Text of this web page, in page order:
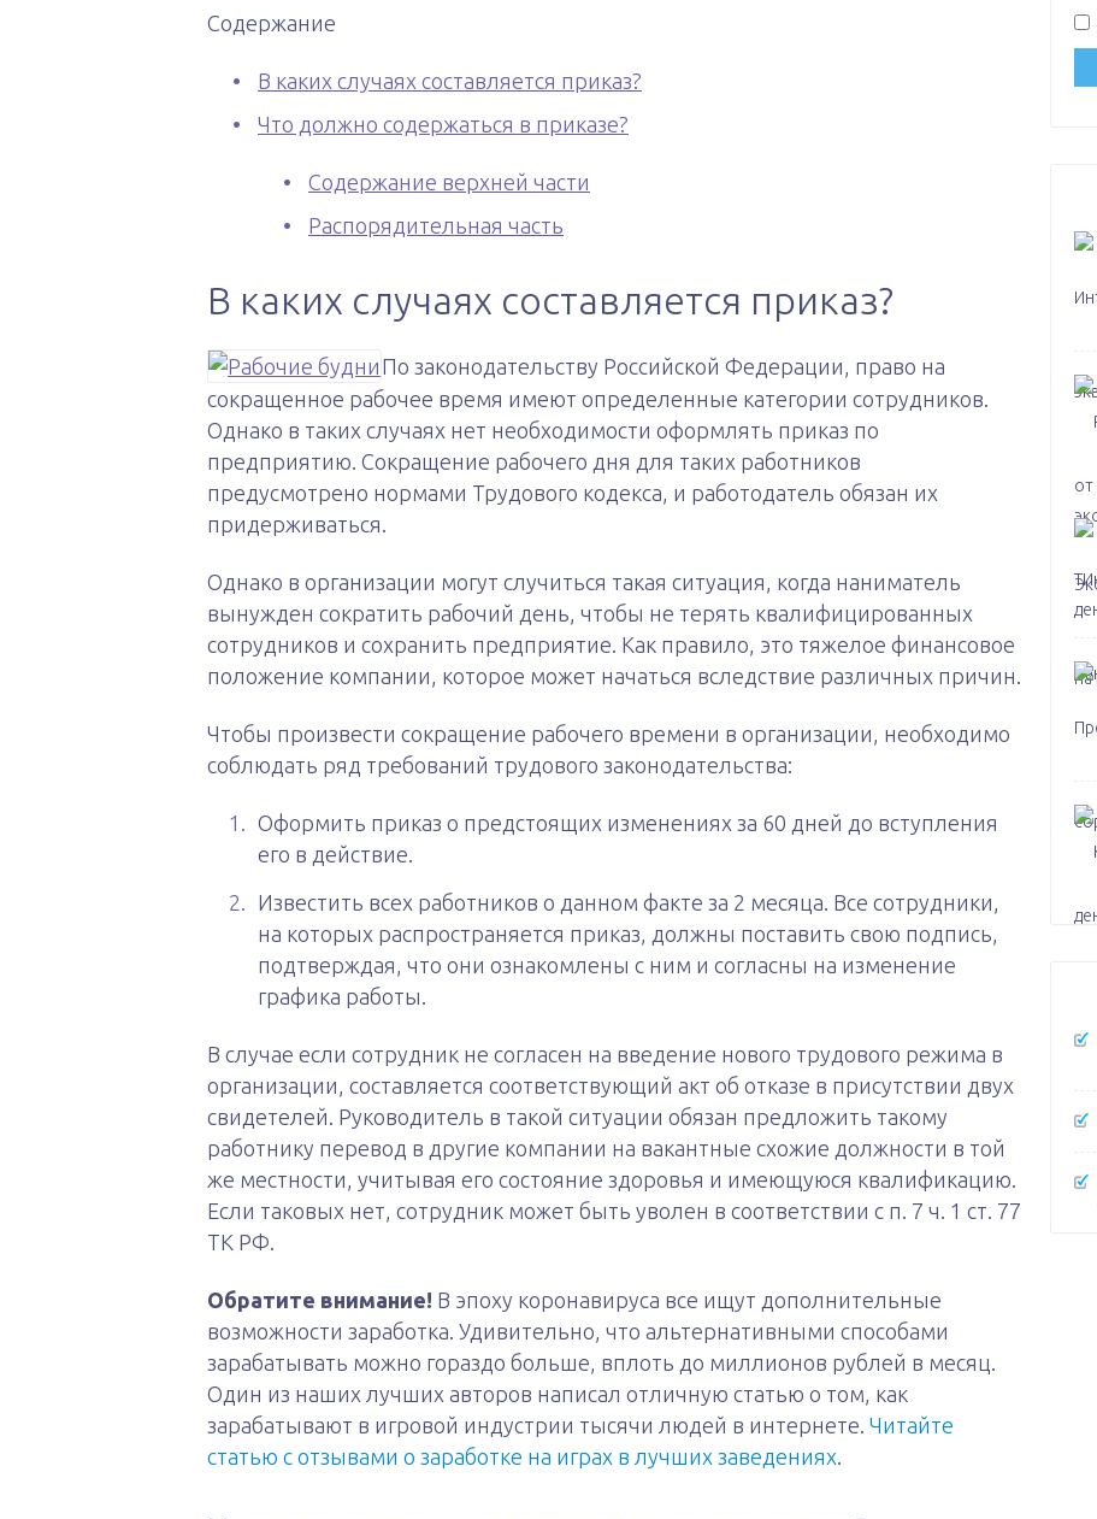
Содержание
В каких случаях составляется приказ?
Что должно содержаться в приказе?
Содержание верхней части
Распорядительная часть
В каких случаях составляется приказ?
По законодательству Российской Федерации, право на
сокращенное рабочее время имеют определенные категории сотрудников.
Однако в таких случаях нет необходимости оформлять приказ по
предприятию. Сокращение рабочего дня для таких работников
предусмотрено нормами Трудового кодекса, и работодатель обязан их
придерживаться.
Однако в организации могут случиться такая ситуация, когда наниматель
вынужден сократить рабочий день, чтобы не терять квалифицированных
сотрудников и сохранить предприятие. Как правило, это тяжелое финансовое
положение компании, которое может начаться вследствие различных причин.
Чтобы произвести сокращение рабочего времени в организации, необходимо
соблюдать ряд требований трудового законодательства:
Оформить приказ о предстоящих изменениях за 60 дней до вступления
его в действие.
Известить всех работников о данном факте за 2 месяца. Все сотрудники,
на которых распространяется приказ, должны поставить свою подпись,
подтверждая, что они ознакомлены с ним и согласны на изменение
графика работы.
В случае если сотрудник не согласен на введение нового трудового режима в
организации, составляется соответствующий акт об отказе в присутствии двух
свидетелей. Руководитель в такой ситуации обязан предложить такому
работнику перевод в другие компании на вакантные схожие должности в той
же местности, учитывая его состояние здоровья и имеющуюся квалификацию.
Если таковых нет, сотрудник может быть уволен в соответствии с п. 7 ч. 1 ст. 77
ТК РФ.
Обратите внимание! В эпоху коронавируса все ищут дополнительные
возможности заработка. Удивительно, что альтернативными способами
зарабатывать можно гораздо больше, вплоть до миллионов рублей в месяц.
Один из наших лучших авторов написал отличную статью о том, как
зарабатывают в игровой индустрии тысячи людей в интернете. Читайте
статью с отзывами о заработке на играх в лучших заведениях.